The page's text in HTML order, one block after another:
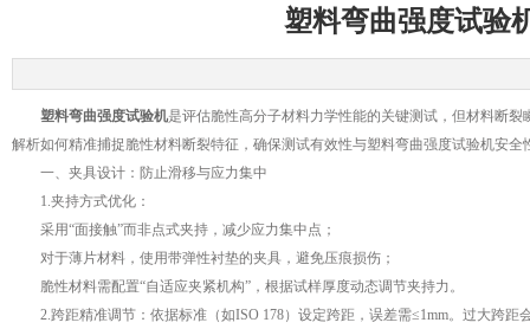
塑料弯曲强度试验
塑料弯曲强度试验机是评估脆性高分子材料力学性能的关键测试，但材料断
解析如何精准捕捉脆性材料断裂特征，确保测试有效性与塑料弯曲强度试验机安全
一、夹具设计：防止滑移与应力集中
1.夹持方式优化：
采用“面接触”而非点式夹持，减少应力集中点；
对于薄片材料，使用带弹性衬垫的夹具，避免压痕损伤；
脆性材料需配置“自适应夹紧机构”，根据试样厚度动态调节夹持力。
2.跨距精准调节：依据标准（如ISO 178）设定跨距，误差需≤1mm。过大跨距